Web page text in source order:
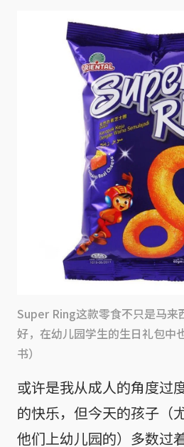
Super Ring这款零食不只是马来
好，在幼儿园学生的生日礼包中
书）
或许是我从成人的角度过
的快乐，但今天的孩子（
他们上幼儿园的）多数过